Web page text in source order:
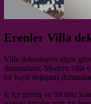
Erenler Villa
Villa dekorasyon algısı
durumdadır. Modern villa
bir hayli değişmiş
iç içe girmiş ve üst üste